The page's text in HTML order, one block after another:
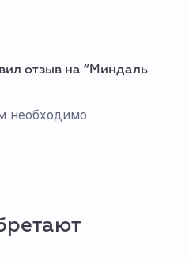
отзыв на “Миндаль
необходимо